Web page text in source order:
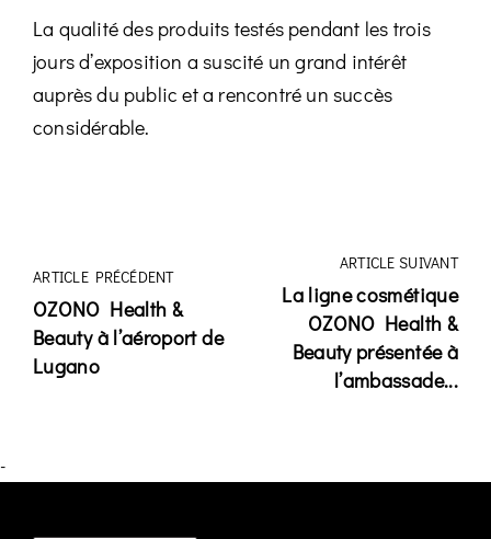
La qualité des produits testés pendant les trois
jours d’exposition a suscité un grand intérêt
auprès du public et a rencontré un succès
considérable.
ARTICLE PRÉCÉDENT
OZONO Health &
Beauty à l’aéroport de
Lugano
ARTICLE SUIVANT
La ligne cosmétique
OZONO Health &
Beauty présentée à
l’ambassade...
-